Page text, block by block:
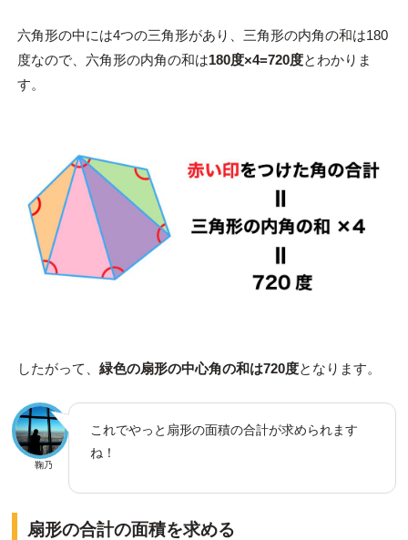
六角形の中には4つの三角形があり、三角形の内角の和は180
度なので、六角形の内角の和は180度×4=720度とわかりま
す。
したがって、 緑色の扇形の中心角の和は720度となります。
鞠乃
これでやっと扇形の面積の合計が求められます
ね！
扇形の合計の面積を求める